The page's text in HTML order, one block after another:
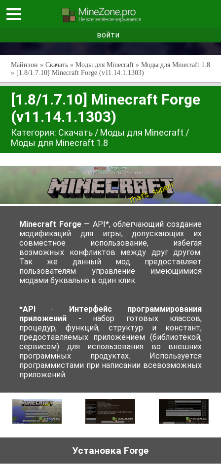
войти
Майнзон » Скачать » Моды для Minecraft » Моды для Minecraft 1.8
» [1.8/1.7.10] Minecraft Forge (v11.14.1.1303)
[1.8/1.7.10] Minecraft Forge
(v11.14.1.1303)
Категория: Скачать / Моды для Minecraft /
Моды для Minecraft 1.8
Minecraft Forge— API*, облегчающий создание
модификаций для игры, допускающих их
совместное использование, избегая
возможных конфликтов между друг другом.
Так же данный мод предоставляет
пользователям управление имеющимися
модами буквально в один клик.
*API - Интерфейс программирования
приложений - набор готовых классов,
процедур, функций, структур и констант,
предоставляемых приложением (библиотекой,
сервисом) для использования во внешних
программных продуктах. Используется
программистами при написании всевозможных
приложений.
Установка Forge